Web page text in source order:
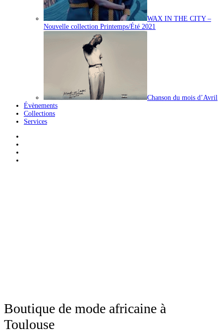
WAX IN THE CITY –
Nouvelle collection Printemps/Été 2021
Chanson du mois d’Avril
Évènements
Collections
Services
Boutique de mode africaine à
Toulouse